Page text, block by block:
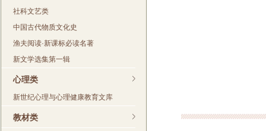
社科文艺类
中国古代物质文化史
渔夫阅读·新课标必读名著
新文学选集第一辑
心理类
新世纪心理与心理健康教育文库
教材类